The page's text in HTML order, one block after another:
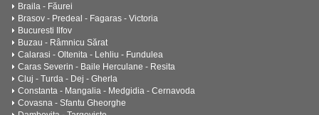
Braila - Făurei
Brasov - Predeal - Fagaras - Victoria
Bucuresti Ilfov
Buzau - Râmnicu Sărat
Calarasi - Oltenita - Lehliu - Fundulea
Caras Severin - Baile Herculane - Resita
Cluj - Turda - Dej - Gherla
Constanta - Mangalia - Medgidia - Cernavoda
Covasna - Sfantu Gheorghe